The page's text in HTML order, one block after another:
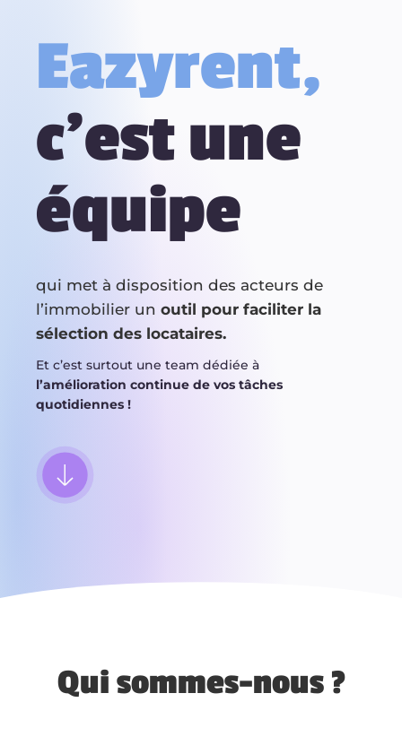
Eazyrent,
c’est une
équipe
qui met à disposition des acteurs de
l’immobilier un outil pour faciliter la
sélection des locataires.
Et c’est surtout une team dédiée à
l’amélioration continue de vos tâches
quotidiennes !
Qui sommes-nous ?